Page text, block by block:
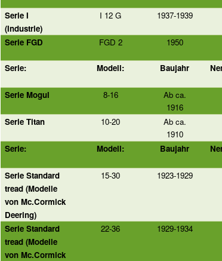
Serie I
(Industrie)
I 12 G 1937-1939
Serie FGD FGD 2 1950
Serie: Modell: Baujahr
Serie Mogul
8-16
Ab ca.
1916
Serie Titan 10-20
Ab ca.
1910
Serie: Modell: Baujahr
Serie Standard
tread (Modelle
von Mc.Cormick
Deering)
15-30 1923-1929
Serie Standard
tread (Modelle
von Mc.Cormick
22-36 1929-1934